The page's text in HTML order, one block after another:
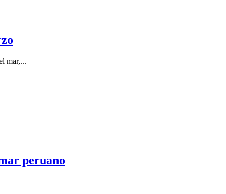
mar,...
peruano